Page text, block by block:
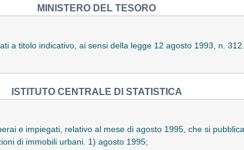
MINISTERO DEL TESORO
a titolo indicativo, ai sensi della legge 12 agosto 1993, n. 312.
ISTITUTO CENTRALE DI STATISTICA
e impiegati, relativo al mese di agosto 1995, che si
di immobili urbani. 1) agosto 1995;